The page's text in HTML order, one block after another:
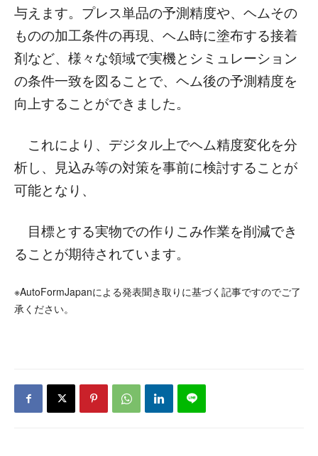
与えます。プレス単品の予測精度や、ヘムその
ものの加工条件の再現、ヘム時に塗布する接着
剤など、様々な領域で実機とシミュレーション
の条件一致を図ることで、ヘム後の予測精度を
向上することができました。
これにより、デジタル上でヘム精度変化を分
析し、見込み等の対策を事前に検討することが
可能となり、
目標とする実物での作りこみ作業を削減でき
ることが期待されています。
※AutoFormJapanによる発表聞き取りに基づく記事ですのでご了
承ください。